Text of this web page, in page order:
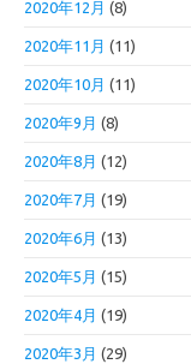
2020年12月 (8)
2020年11月 (11)
2020年10月 (11)
2020年9月 (8)
2020年8月 (12)
2020年7月 (19)
2020年6月 (13)
2020年5月 (15)
2020年4月 (19)
2020年3月 (29)